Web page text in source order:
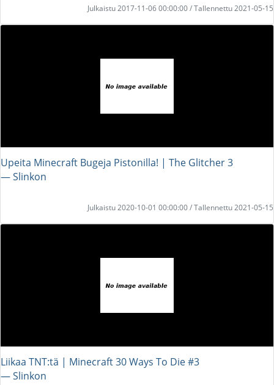
Julkaistu 2017-11-06 00:00:00 / Tallennettu 2021-05-15
Upeita Minecraft Bugeja Pistonilla! | The Glitcher 3
― Slinkon
Julkaistu 2020-10-01 00:00:00 / Tallennettu 2021-05-15
Liikaa TNT:tä | Minecraft 30 Ways To Die #3
― Slinkon